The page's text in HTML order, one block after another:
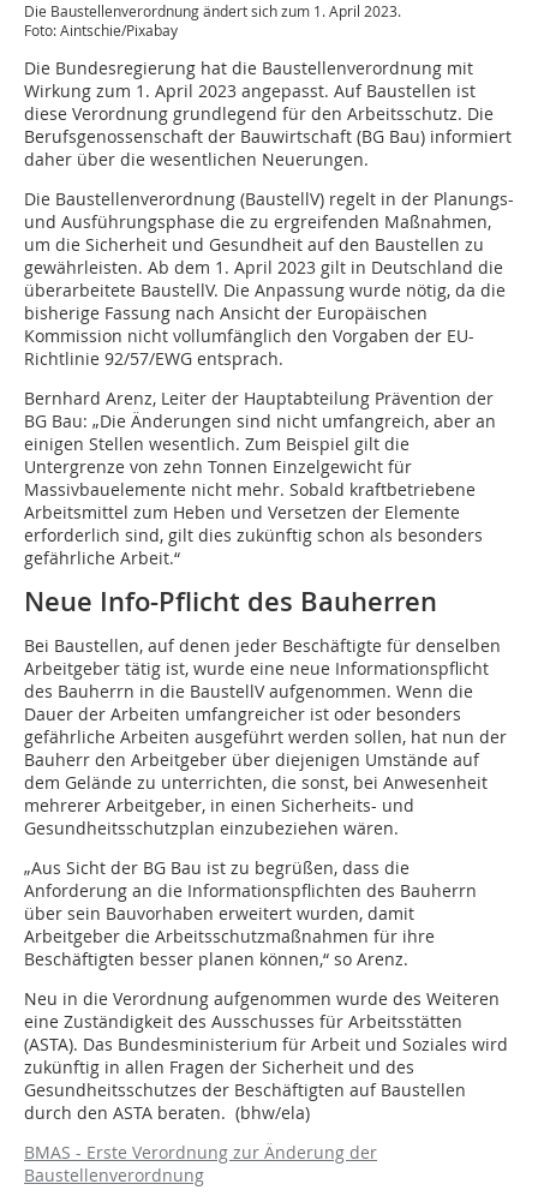
Die Baustellenverordnung ändert sich zum 1. April 2023.
Foto: Aintschie/Pixabay
Die Bundesregierung hat die Baustellenverordnung mit
Wirkung zum 1. April 2023 angepasst. Auf Baustellen ist
diese Verordnung grundlegend für den Arbeitsschutz. Die
Berufsgenossenschaft der Bauwirtschaft (BG Bau) informiert
daher über die wesentlichen Neuerungen.
Die Baustellenverordnung (BaustellV) regelt in der Planungs-
und Ausführungsphase die zu ergreifenden Maßnahmen,
um die Sicherheit und Gesundheit auf den Baustellen zu
gewährleisten. Ab dem 1. April 2023 gilt in Deutschland die
überarbeitete BaustellV. Die Anpassung wurde nötig, da die
bisherige Fassung nach Ansicht der Europäischen
Kommission nicht vollumfänglich den Vorgaben der EU-
Richtlinie 92/57/EWG entsprach.
Bernhard Arenz, Leiter der Hauptabteilung Prävention der
BG Bau: „Die Änderungen sind nicht umfangreich, aber an
einigen Stellen wesentlich. Zum Beispiel gilt die
Untergrenze von zehn Tonnen Einzelgewicht für
Massivbauelemente nicht mehr. Sobald kraftbetriebene
Arbeitsmittel zum Heben und Versetzen der Elemente
erforderlich sind, gilt dies zukünftig schon als besonders
gefährliche Arbeit.“
Neue Info-Pflicht des Bauherren
Bei Baustellen, auf denen jeder Beschäftigte für denselben
Arbeitgeber tätig ist, wurde eine neue Informationspflicht
des Bauherrn in die BaustellV aufgenommen. Wenn die
Dauer der Arbeiten umfangreicher ist oder besonders
gefährliche Arbeiten ausgeführt werden sollen, hat nun der
Bauherr den Arbeitgeber über diejenigen Umstände auf
dem Gelände zu unterrichten, die sonst, bei Anwesenheit
mehrerer Arbeitgeber, in einen Sicherheits- und
Gesundheitsschutzplan einzubeziehen wären.
„Aus Sicht der BG Bau ist zu begrüßen, dass die
Anforderung an die Informationspflichten des Bauherrn
über sein Bauvorhaben erweitert wurden, damit
Arbeitgeber die Arbeitsschutzmaßnahmen für ihre
Beschäftigten besser planen können,“ so Arenz.
Neu in die Verordnung aufgenommen wurde des Weiteren
eine Zuständigkeit des Ausschusses für Arbeitsstätten
(ASTA). Das Bundesministerium für Arbeit und Soziales wird
zukünftig in allen Fragen der Sicherheit und des
Gesundheitsschutzes der Beschäftigten auf Baustellen
durch den ASTA beraten. (bhw/ela)
BMAS - Erste Verordnung zur Änderung der
Baustellenverordnung